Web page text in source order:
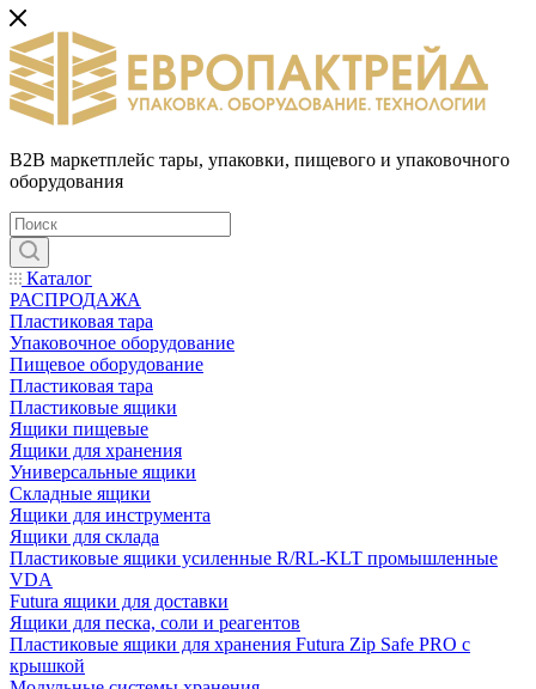
B2B маркетплейс тары, упаковки, пищевого и упаковочного
оборудования
Каталог
РАСПРОДАЖА
Пластиковая тара
Упаковочное оборудование
Пищевое оборудование
Пластиковая тара
Пластиковые ящики
Ящики пищевые
Ящики для хранения
Универсальные ящики
Складные ящики
Ящики для инструмента
Ящики для склада
Пластиковые ящики усиленные R/RL-KLT промышленные
VDA
Futura ящики для доставки
Ящики для песка, соли и реагентов
Пластиковые ящики для хранения Futura Zip Safe PRO с
крышкой